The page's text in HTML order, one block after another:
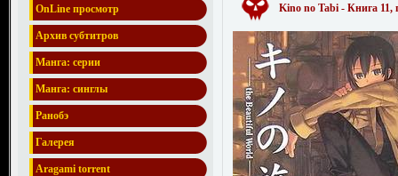
OnLine просмотр
Архив субтитров
Манга: серии
Манга: синглы
Ранобэ
Галерея
Aragami torrent
Kino no Tabi - Книга 11,